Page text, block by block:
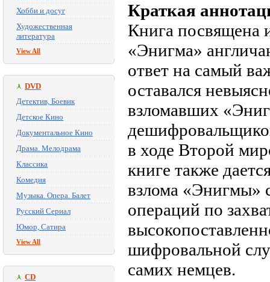
Хобби и досуг
Художественная
литература
View All
DVD
Детектив, Боевик
Детское Кино
Документальное Кино
Драма. Мелодрама
Классика
Комедия
Музыка. Опера. Балет
Русский Сериал
Юмор, Сатира
View All
CD
Краткая
Книга посвящена
«Энигма»
ответ на самый
оставался
взломавших
в ходе Второй
книге также
взлома «Энигмы»
операций по
шифровальной
самих немцев.